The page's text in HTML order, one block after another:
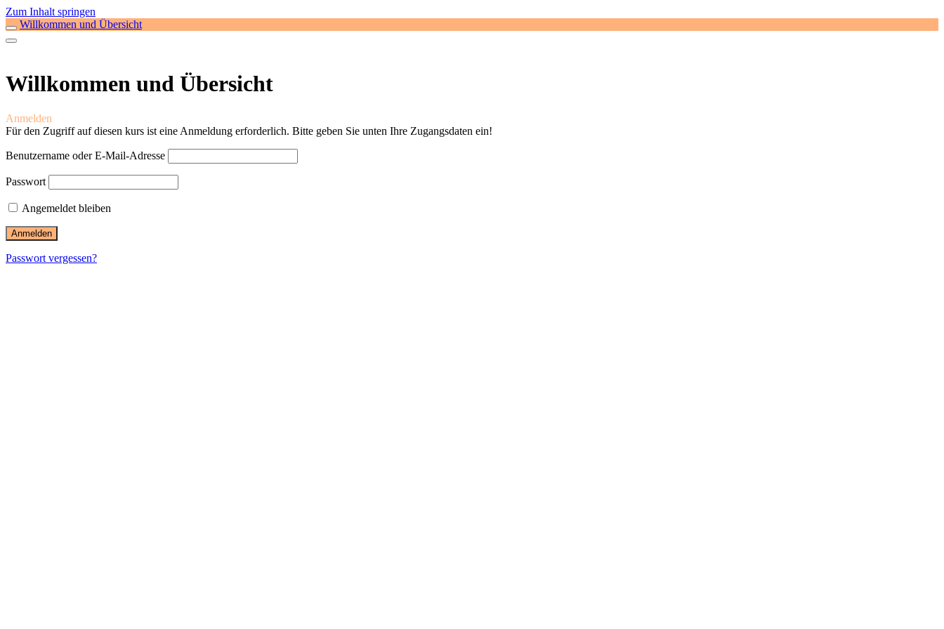
Zum Inhalt springen
Willkommen und Übersicht
Willkommen und Übersicht
Anmelden
Für den Zugriff auf diesen kurs ist eine Anmeldung erforderlich. Bitte geben Sie unten Ihre Zugangsdaten ein!
Benutzername oder E-Mail-Adresse
Passwort
Angemeldet bleiben
Passwort vergessen?